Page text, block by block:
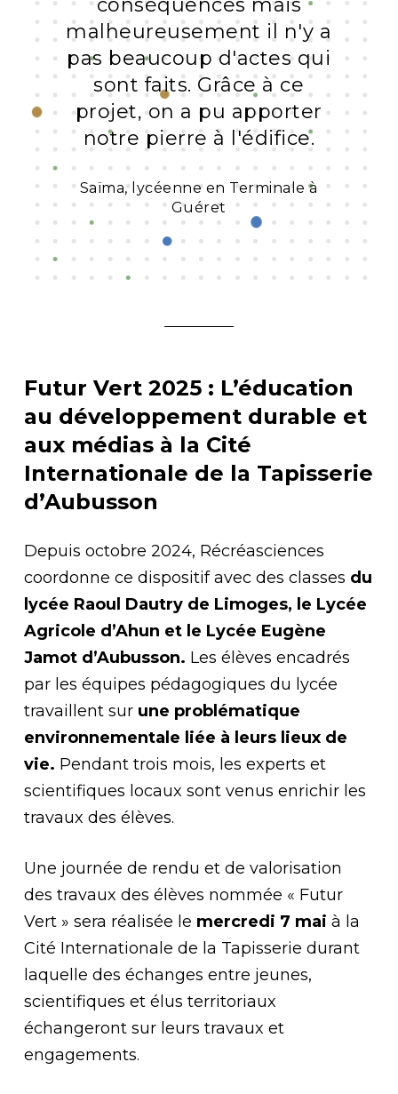
malheureusement il n'y a
pas beaucoup d'actes qui
sont faits. Grâce à ce
projet, on a pu apporter
notre pierre à l'édifice.
Saïma, lycéenne en Terminale à
Guéret
Futur Vert 2025 : L’éducation
au développement durable et
aux médias à la Cité
Internationale de la Tapisserie
d’Aubusson
Depuis octobre 2024, Récréasciences
coordonne ce dispositif avec des classes du
lycée Raoul Dautry de Limoges, le Lycée
Agricole d’Ahun et le Lycée Eugène
Jamot d’Aubusson. Les élèves encadrés
par les équipes pédagogiques du lycée
travaillent surune problématique
environnementale liée à leurs lieux de
vie. Pendant trois mois, les experts et
scientifiques locaux sont venus enrichir les
travaux des élèves.
Une journée de rendu et de valorisation
des travaux des élèves nommée « Futur
Vert » sera réalisée le mercredi 7 mai à la
Cité Internationale de la Tapisserie durant
laquelle des échanges entre jeunes,
scientifiques et élus territoriaux
échangeront sur leurs travaux et
engagements.